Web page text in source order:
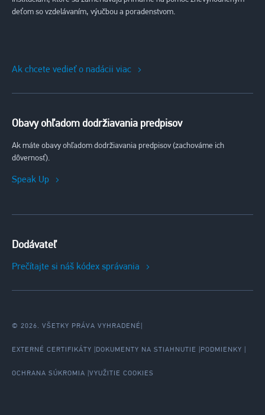
deťom so vzdelávaním, výučbou a poradenstvom.
Ak chcete vedieť o nadácii viac
Obavy ohľadom dodržiavania predpisov
Ak máte obavy ohľadom dodržiavania predpisov (zachováme ich
dôvernosť).
Speak Up
Dodávateľ
Prečítajte si náš kódex správania
© 2026. VŠETKY PRÁVA VYHRADENÉ
EXTERNÉ CERTIFIKÁTY DOKUMENTY NA STIAHNUTIE PODMIENKY
OCHRANA SÚKROMIA VYUŽITIE COOKIES